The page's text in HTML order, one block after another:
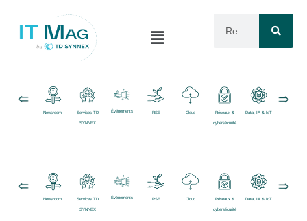
Newsroom Services TD
SYNNEX
Événements RSE Cloud Réseaux &
cybersécurité
Data, IA & IoT
Newsroom Services TD
SYNNEX
Événements RSE Cloud Réseaux &
cybersécurité
Data, IA & IoT